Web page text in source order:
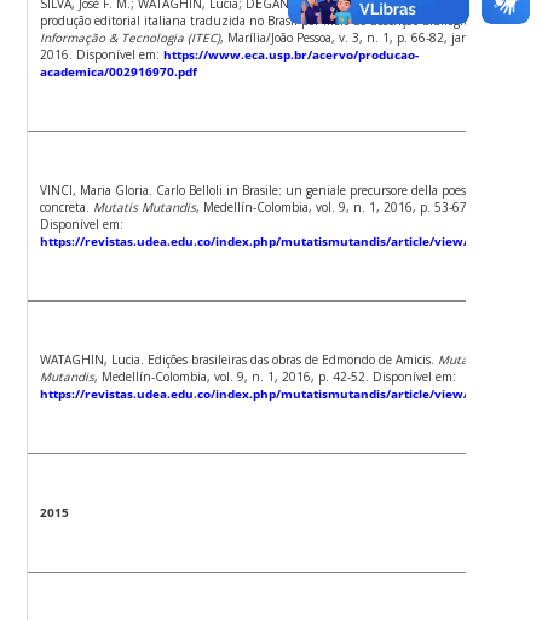
produção editorial italiana traduzida no Brasil por meio da descrição bibliográfica.
Informação & Tecnologia (ITEC), Marília/João Pessoa, v. 3, n. 1, p. 66-82, jan./jun.
2016. Disponível em:https://www.eca.usp.br/acervo/producao-
academica/002916970.pdf
VINCI, Maria Gloria. Carlo Belloli in Brasile: un geniale precursore della poesia
concreta. Mutatis Mutandis, Medellín-Colombia, vol. 9, n. 1, 2016, p. 53-67.
Disponível em:
https://revistas.udea.edu.co/index.php/mutatismutandis/article/view/25820
WATAGHIN, Lucia. Edições brasileiras das obras de Edmondo de Amicis. Mutatis
Mutandis, Medellín-Colombia, vol. 9, n. 1, 2016, p. 42-52. Disponível em:
https://revistas.udea.edu.co/index.php/mutatismutandis/article/view/25819
2015